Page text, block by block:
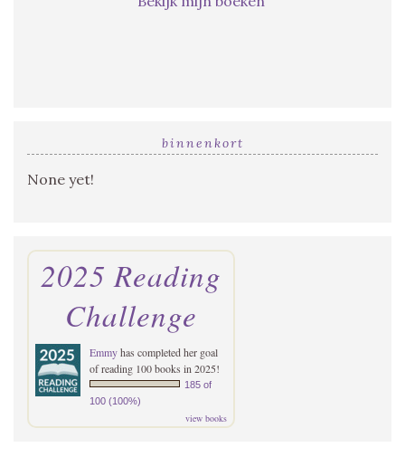
binnenkort
None yet!
2025 Reading
Challenge
Emmyhas completed her goal
of reading 100 books in 2025!
185 of
100 (100%)
view books